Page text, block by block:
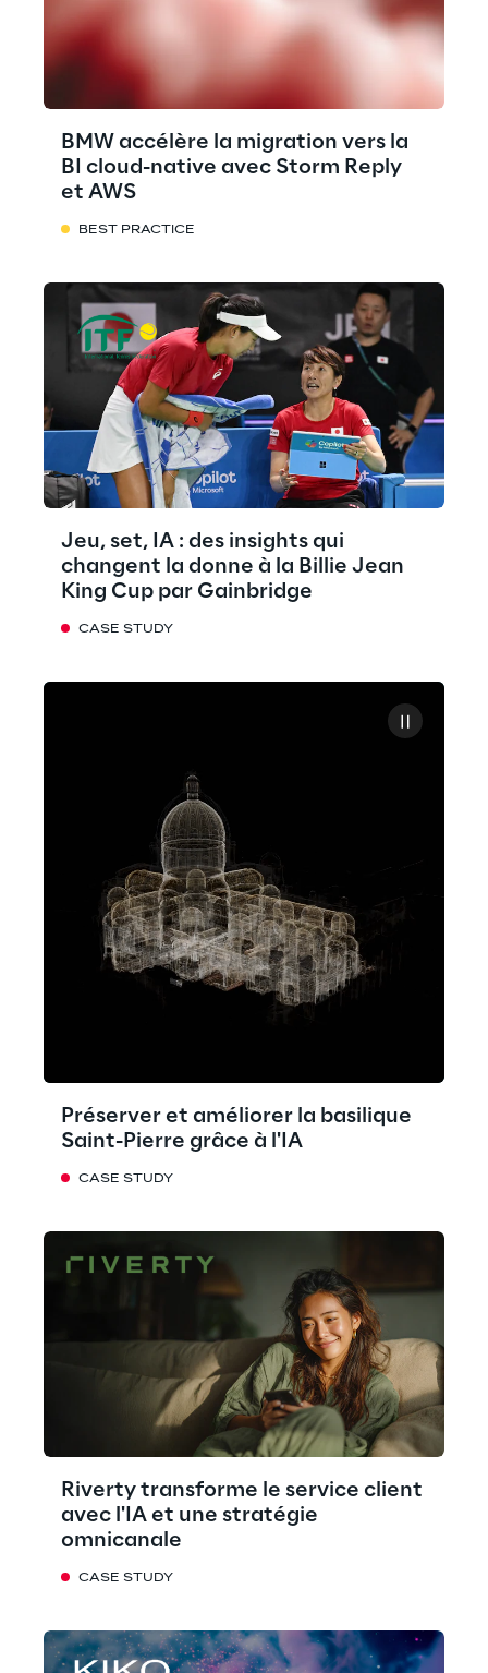
BMW accélère la migration vers la
BI cloud-native avec Storm Reply
et AWS
BEST PRACTICE
Jeu, set, IA : des insights qui
changent la donne à la Billie Jean
King Cup par Gainbridge
CASE STUDY
Préserver et améliorer la basilique
Saint-Pierre grâce à l'IA
CASE STUDY
Riverty transforme le service client
avec l'IA et une stratégie
omnicanale
CASE STUDY